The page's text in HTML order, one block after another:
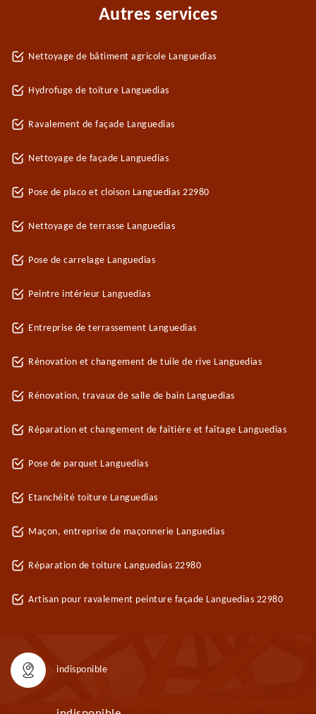
Autres services
Nettoyage de bâtiment agricole Languedias
Hydrofuge de toiture Languedias
Ravalement de façade Languedias
Nettoyage de façade Languedias
Pose de placo et cloison Languedias 22980
Nettoyage de terrasse Languedias
Pose de carrelage Languedias
Peintre intérieur Languedias
Entreprise de terrassement Languedias
Rénovation et changement de tuile de rive Languedias
Rénovation, travaux de salle de bain Languedias
Réparation et changement de faîtière et faîtage Languedias
Pose de parquet Languedias
Etanchéité toiture Languedias
Maçon, entreprise de maçonnerie Languedias
Réparation de toiture Languedias 22980
Artisan pour ravalement peinture façade Languedias 22980
indisponible